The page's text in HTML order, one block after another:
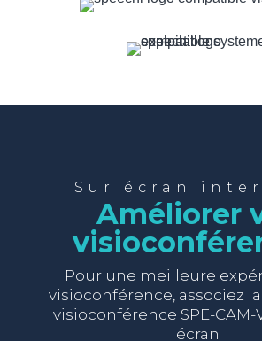
Sur écran
Améliorer
Pour une meilleure
visioconférence, associez
visioconférence SPE-CAM-
écran